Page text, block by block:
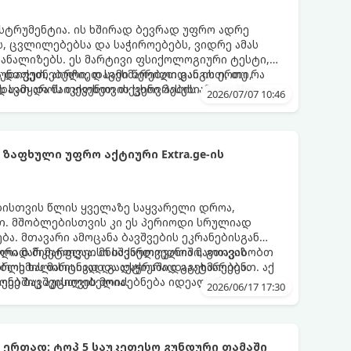
ის ხშირად ბევრად უფრო ადრე
ცვლილებებსა და საჭიროებებს, ვიდრე ამას
ეს მარტივი ფსიქოლოგიური ტესტი,
დაფუძნებული, დაგეხმარებათ გაიგოთ, თუ რა
სამყაროს თქვენთვის ცხოვრების ამ ეტაპზე.
აირჩიეთ სამი წერილიდან ის ერთი,
და წაიკითხეთ თქვენი პასუხი. 2026/07/07 10:46
უფრო აქტიური Extra.ge-ის
წლის ყველაზე საყვარელი დროა,
მშობლებისთვის კი ეს პერიოდი სრულიად
მთავარი ამოცანა ბავშვების ეკრანებისგან
მიმართვაა. მნიშვნელოვანია მათთვის
ხალისიანად და აქტიურად გაატარებენ.
აუცილებელია.
მარკეტფლეისი საქართველოში, გთავაზობთ
მარტივად გადაჭრაში დაგეხმარებათ. აქ
ბავშვისთვის მოიძებნება იდეალური2026/06/17 17:30
5 საუკეთესო გუნდური თამაში